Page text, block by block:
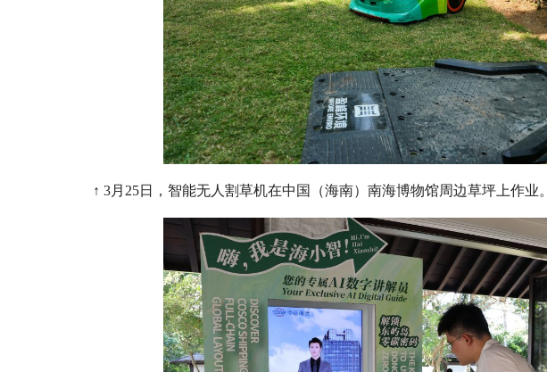
↑ 3月25日，智能无人割草机在中国（海南）南海博物馆周边草坪上作业。